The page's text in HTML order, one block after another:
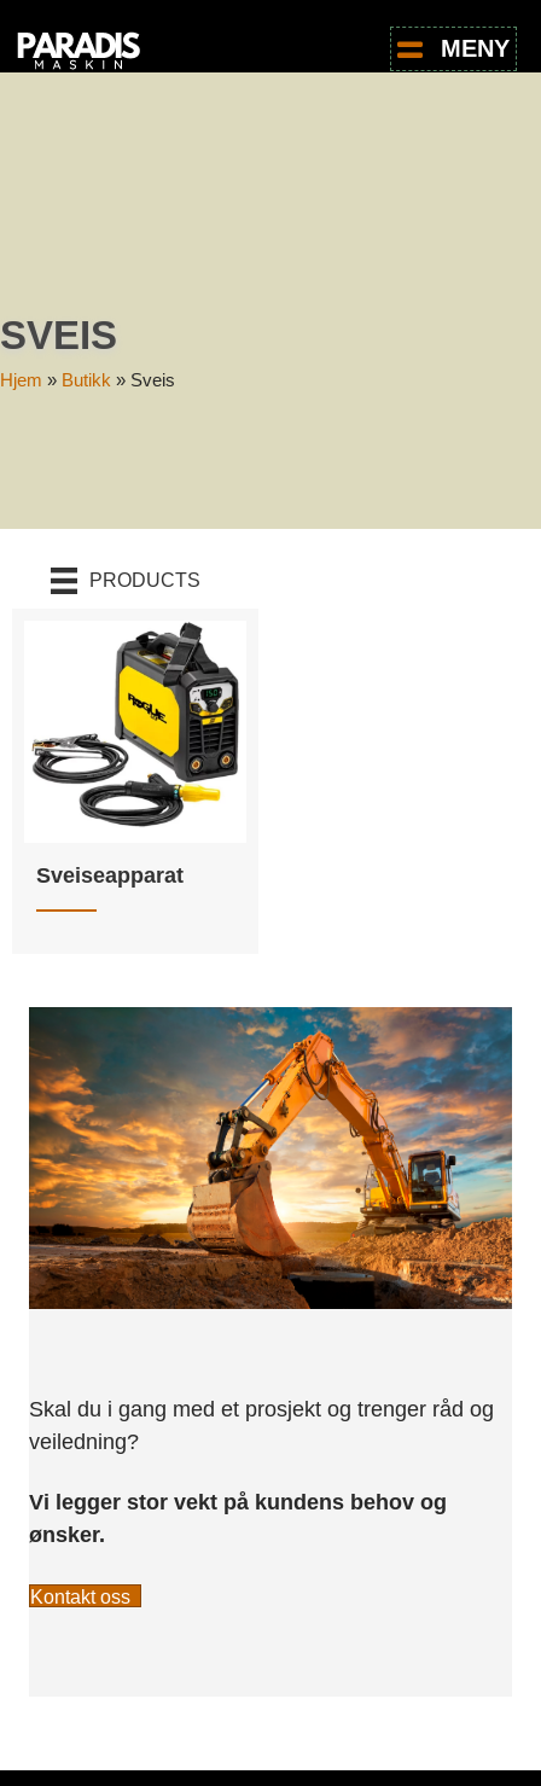
MENY
SVEIS
Hjem » Butikk » Sveis
PRODUCTS
Sveiseapparat
Skal du i gang med et prosjekt og trenger råd og
veiledning?
Vi legger stor vekt på kundens behov og
ønsker.
Kontakt oss